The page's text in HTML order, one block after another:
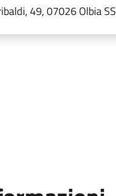
49, 07026 Olbia SS